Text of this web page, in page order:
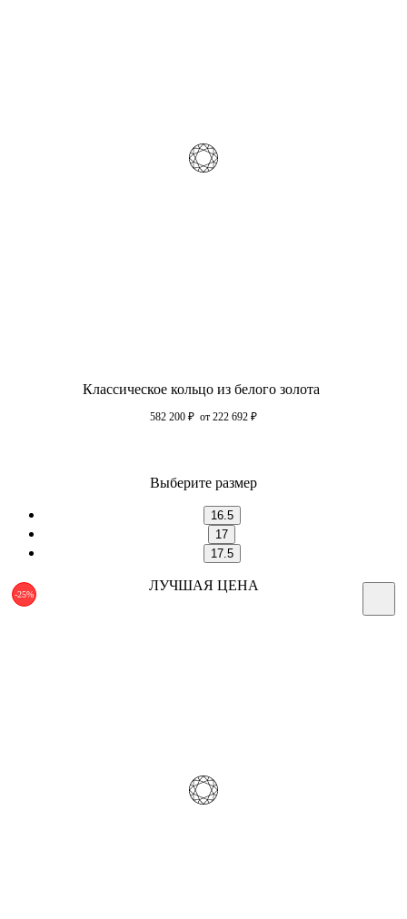
Классическое кольцо из белого золота
582 200 ₽ от 222 692 ₽
Выберите размер
16.5
17
17.5
-25%
ЛУЧШАЯ ЦЕНА